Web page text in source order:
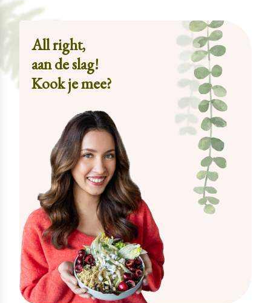
All right,
aan de slag!
Kook je mee?